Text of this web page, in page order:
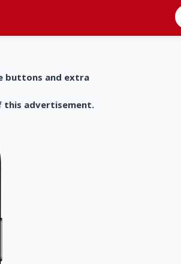
buttons and extra
this advertisement.